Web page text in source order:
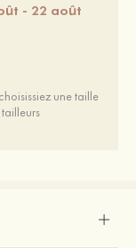
- 22 août
une taille